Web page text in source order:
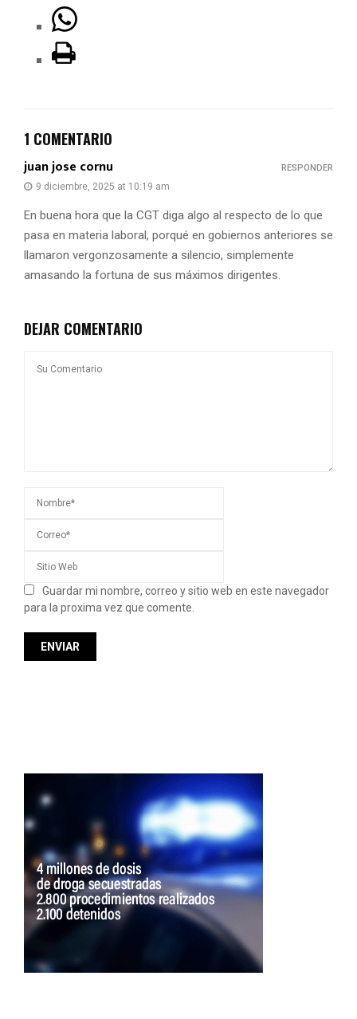
1 COMENTARIO
juan jose cornu
9 diciembre, 2025 at 10:19 am
En buena hora que la CGT diga algo al respecto de lo que
pasa en materia laboral, porqué en gobiernos anteriores se
llamaron vergonzosamente a silencio, simplemente
amasando la fortuna de sus máximos dirigentes.
RESPONDER
DEJAR COMENTARIO
Guardar mi nombre, correo y sitio web en este navegador
para la proxima vez que comente.